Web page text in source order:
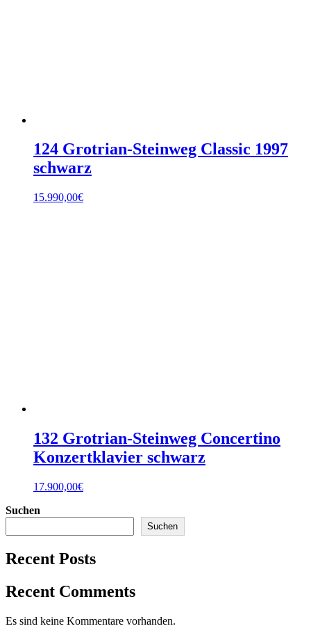
124 Grotrian-Steinweg Classic 1997
schwarz
15.990,00€
132 Grotrian-Steinweg Concertino
Konzertklavier schwarz
17.900,00€
Suchen
Suchen
Recent Posts
Recent Comments
Es sind keine Kommentare vorhanden.